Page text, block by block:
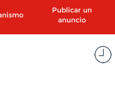
Publicar un
anuncio